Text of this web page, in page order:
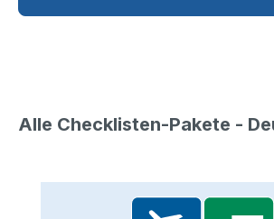
Alle Checklisten-Pakete -